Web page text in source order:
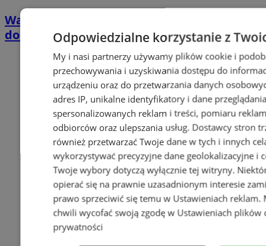
Wakacyjny wypoczynek nad Bałtykiem w
domkach Szmaragdowe Morze
Odpowiedzialne korzystanie z
My i nasi partnerzy używamy plików cookie i
przechowywania i uzyskiwania dostępu do
urządzeniu oraz do przetwarzania danych
adres IP, unikalne identyfikatory i dane
spersonalizowanych reklam i treści, pomiaru
odbiorców oraz ulepszania usług. Dostawcy stron
również przetwarzać Twoje dane w tych i innych
wykorzystywać precyzyjne dane geolokalizacyjne i
Twoje wybory dotyczą wyłącznie tej witryny.
opierać się na prawnie uzasadnionym interesie
prawo sprzeciwić się temu w Ustawieniach reklam.
chwili wycofać swoją zgodę w Ustawieniach plików
prywatności